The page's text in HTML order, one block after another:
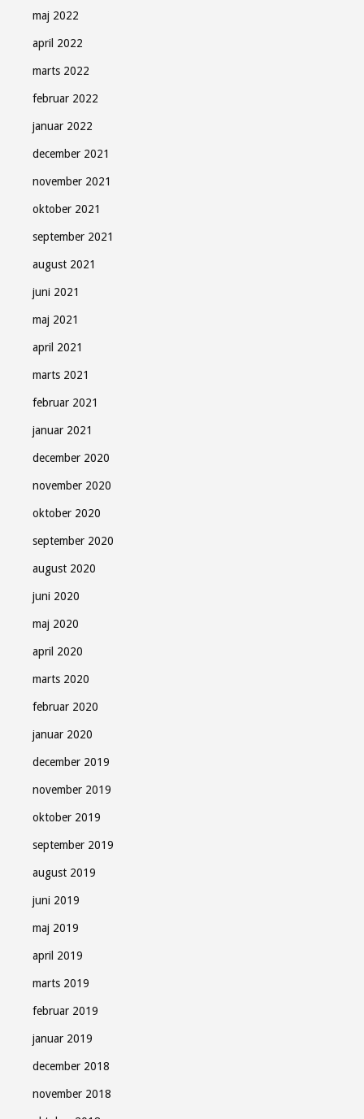
maj 2022
april 2022
marts 2022
februar 2022
januar 2022
december 2021
november 2021
oktober 2021
september 2021
august 2021
juni 2021
maj 2021
april 2021
marts 2021
februar 2021
januar 2021
december 2020
november 2020
oktober 2020
september 2020
august 2020
juni 2020
maj 2020
april 2020
marts 2020
februar 2020
januar 2020
december 2019
november 2019
oktober 2019
september 2019
august 2019
juni 2019
maj 2019
april 2019
marts 2019
februar 2019
januar 2019
december 2018
november 2018